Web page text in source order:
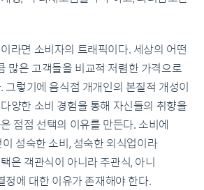
라면 소비자의 트래픽이다. 세상의 어떤
많은 고객들을 비교적 저렴한 가격으로
그렇기에 음식점 개개인의 본질적 개성이
양한 소비 경험을 통해 자신들의 취향을
점점 선택의 이유를 만든다. 소비에
성숙한 소비, 성숙한 외식업이라
은 객관식이 아니라 주관식, 아니
정에 대한 이유가 존재해야 한다.